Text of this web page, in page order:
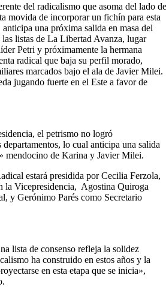
del radicalismo que asoma del lado
movida de incorporar un fichín para esta
una próxima salida en masa del
las listas de La Libertad Avanza, lugar
Petri y próximamente la hermana
radical que baja su perfil morado,
marcados bajo el ala de Javier Milei.
jugando fuerte en el Este a favor de
el petrismo no logró
lo cual anticipa una salida
mendocino de Karina y Javier Milei.
estará presidida por Cecilia Ferzola,
la Vicepresidencia, Agostina Quiroga
y Gerónimo Parés como Secretario
lista de consenso refleja la solidez
ha construido en estos años y la
en esta etapa que se inicia»,